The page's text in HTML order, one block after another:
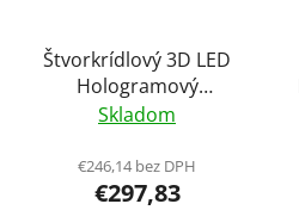
Štvorkrídlový 3D LED
Hologramový
Holografický Projektor
FullHD 52cm Holofan
Reklamný Pútač Fan
Skladom
€246,14 bez DPH
€297,83